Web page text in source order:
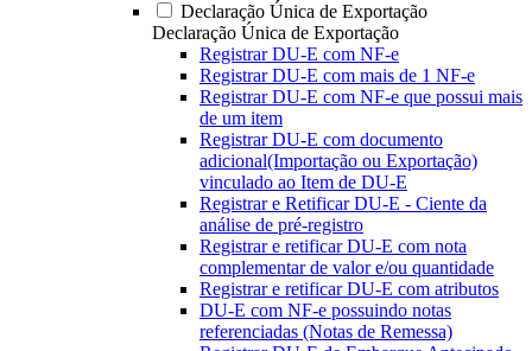
Declaração Única de Exportação
Declaração Única de Exportação
Registrar DU-E com NF-e
Registrar DU-E com mais de 1 NF-e
Registrar DU-E com NF-e que possui mais
de um item
Registrar DU-E com documento
adicional(Importação ou Exportação)
vinculado ao Item de DU-E
Registrar e Retificar DU-E - Ciente da
análise de pré-registro
Registrar e retificar DU-E com nota
complementar de valor e/ou quantidade
Registrar e retificar DU-E com atributos
DU-E com NF-e possuindo notas
referenciadas (Notas de Remessa)